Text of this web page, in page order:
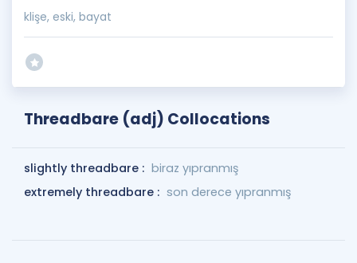
klişe, eski, bayat
Threadbare (adj) Collocations
slightly threadbare : biraz yıpranmış
extremely threadbare : son derece yıpranmış